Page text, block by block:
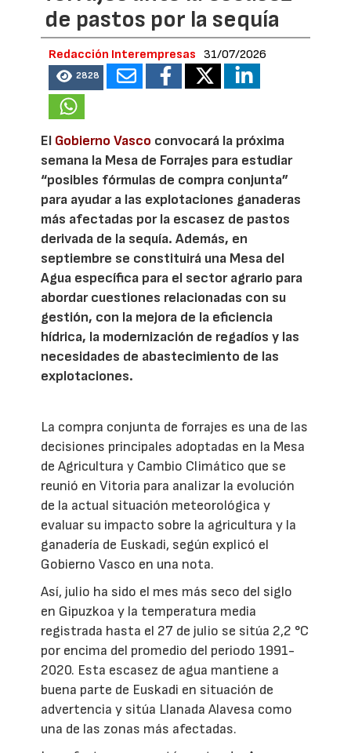
de pastos por la sequía
Redacción Interempresas 31/07/2026
2828
El Gobierno Vasco convocará la próxima
semana la Mesa de Forrajes para estudiar
“posibles fórmulas de compra conjunta”
para ayudar a las explotaciones ganaderas
más afectadas por la escasez de pastos
derivada de la sequía. Además, en
septiembre se constituirá una Mesa del
Agua específica para el sector agrario para
abordar cuestiones relacionadas con su
gestión, con la mejora de la eficiencia
hídrica, la modernización de regadíos y las
necesidades de abastecimiento de las
explotaciones.
La compra conjunta de forrajes es una de las
decisiones principales adoptadas en la Mesa
de Agricultura y Cambio Climático que se
reunió en Vitoria para analizar la evolución
de la actual situación meteorológica y
evaluar su impacto sobre la agricultura y la
ganadería de Euskadi, según explicó el
Gobierno Vasco en una nota.
Así, julio ha sido el mes más seco del siglo
en Gipuzkoa y la temperatura media
registrada hasta el 27 de julio se sitúa 2,2 °C
por encima del promedio del periodo 1991-
2020. Esta escasez de agua mantiene a
buena parte de Euskadi en situación de
advertencia y sitúa Llanada Alavesa como
una de las zonas más afectadas.